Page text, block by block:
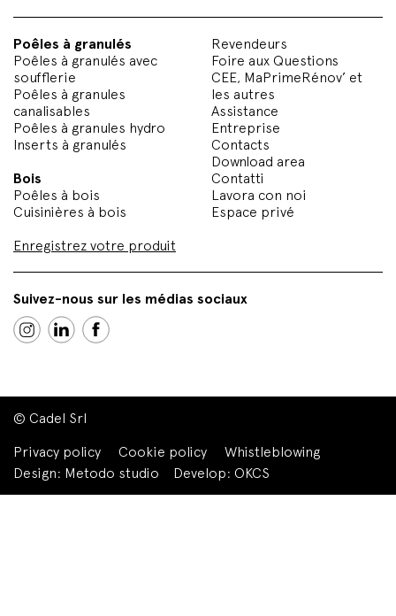
Poêles à granulés
Poêles à granulés avec
soufflerie
Poêles à granules
canalisables
Poêles à granules hydro
Inserts à granulés
Bois
Poêles à bois
Cuisinières à bois
Enregistrez votre produit
Revendeurs
Foire aux Questions
CEE, MaPrimeRénov’ et
les autres
Assistance
Entreprise
Contacts
Download area
Contatti
Lavora con noi
Espace privé
Suivez-nous sur les médias sociaux
© Cadel Srl
Privacy policy
Cookie policy
Whistleblowing
Design: Metodo studio Develop: OKCS